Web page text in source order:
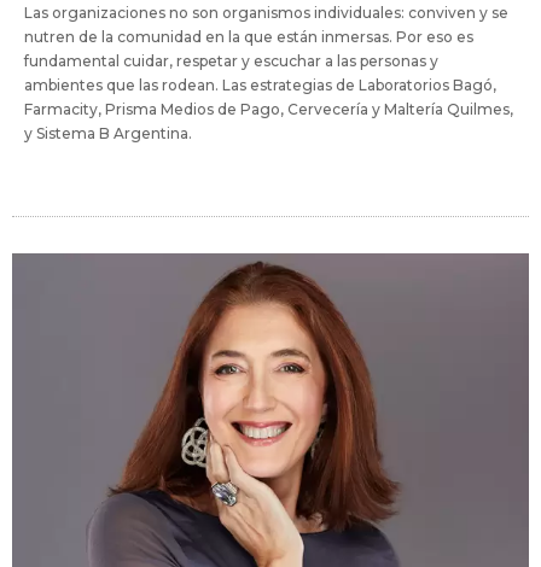
Las organizaciones no son organismos individuales: conviven y se
nutren de la comunidad en la que están inmersas. Por eso es
fundamental cuidar, respetar y escuchar a las personas y
ambientes que las rodean. Las estrategias de Laboratorios Bagó,
Farmacity, Prisma Medios de Pago, Cervecería y Maltería Quilmes,
y Sistema B Argentina.